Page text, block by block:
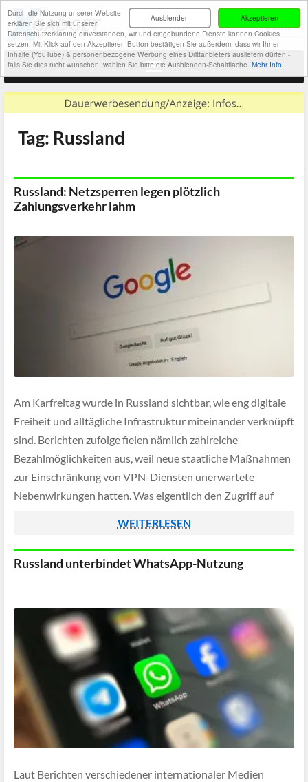
Akzeptieren
Ausblenden
Durch die Nutzung unserer Website
erklären Sie sich mit unserer
Datenschutzerklärung einverstanden, wir und eingebundene Dienste können Cookies
setzen. Mit Klick auf den Akzeptieren-Button bestätigen Sie außerdem, dass wir Ihnen
Inhalte (YouTube) & personenbezogene Werbung eines Drittanbieters ausliefern dürfen -
falls Sie dies nicht wünschen, wählen Sie bitte die Ausblenden-Schaltfläche. Mehr Info.
Tag: Russland
Russland: Netzsperren legen plötzlich
Zahlungsverkehr lahm
Am Karfreitag wurde in Russland sichtbar, wie eng digitale
Freiheit und alltägliche Infrastruktur miteinander verknüpft
sind. Berichten zufolge fielen nämlich zahlreiche
Bezahlmöglichkeiten aus, weil neue staatliche Maßnahmen
zur Einschränkung von VPN-Diensten unerwartete
Nebenwirkungen hatten. Was eigentlich den Zugriff auf
Banking-Apps und den Zahlungsverkehr.
WEITERLESEN
Russland unterbindet WhatsApp-Nutzung
Laut Berichten verschiedener internationaler Medien